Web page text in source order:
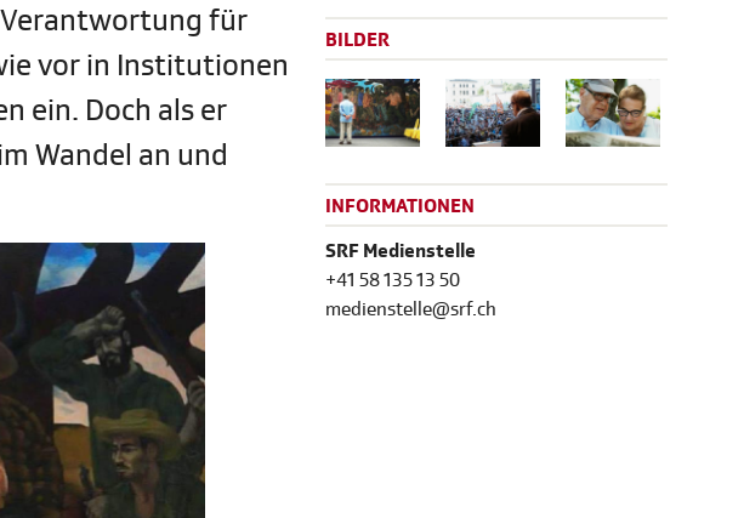
für
vor in Institutionen
ein. Doch als er
Wandel an und
BILDER
INFORMATIONEN
SRF Medienstelle
+41 58 135 13 50
medienstelle@srf.ch